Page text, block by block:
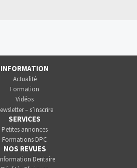
INFORMATION
Actualité
Formation
Vidéos
– s’inscrire
SERVICES
Petites annonces
Formations DPC
NOS REVUES
Dentaire